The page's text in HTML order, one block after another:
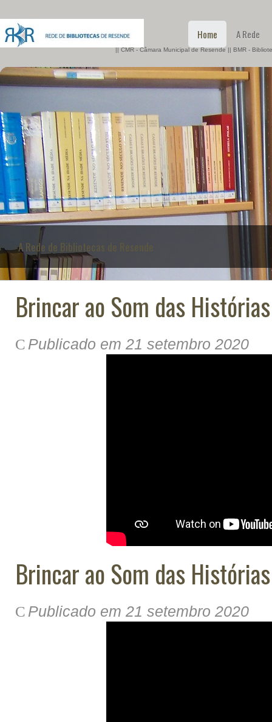
Home A Rede
|| CMR - Câmara Municipal de Resende || BMR -
A Rede de Bibliotecas de Resende
Brincar ao Som das
Publicado em 21 setembro 2020
Brincar ao Som das
Publicado em 21 setembro 2020